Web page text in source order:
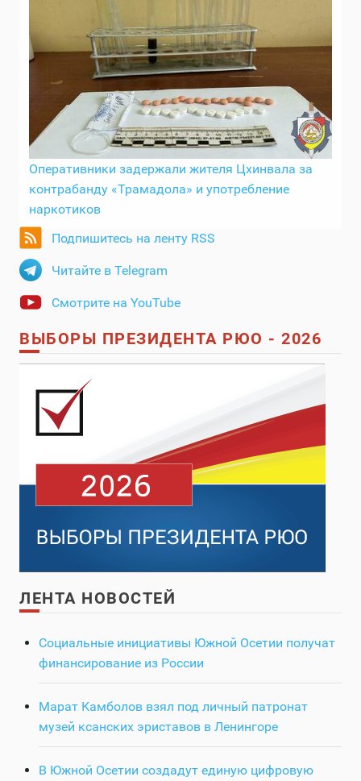
Оперативники задержали жителя Цхинвала за
контрабанду «Трамадола» и употребление
наркотиков
Подпишитесь на ленту RSS
Читайте в Telegram
Смотрите на YouTube
ВЫБОРЫ ПРЕЗИДЕНТА РЮО - 2026
ЛЕНТА НОВОСТЕЙ
Социальные инициативы Южной Осетии получат
финансирование из России
Марат Камболов взял под личный патронат
музей ксанских эриставов в Ленингоре
В Южной Осетии создадут единую цифровую